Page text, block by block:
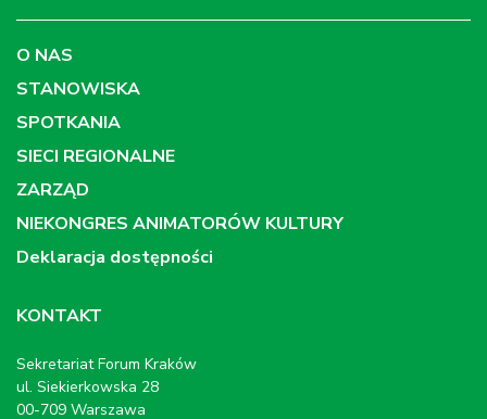
O NAS
STANOWISKA
SPOTKANIA
SIECI REGIONALNE
ZARZĄD
NIEKONGRES ANIMATORÓW KULTURY
Deklaracja dostępności
KONTAKT
Sekretariat Forum Kraków
ul. Siekierkowska 28
00-709 Warszawa